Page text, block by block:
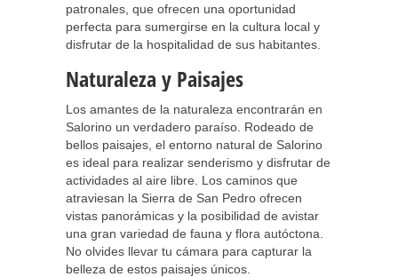
patronales, que ofrecen una oportunidad
perfecta para sumergirse en la cultura local y
disfrutar de la hospitalidad de sus habitantes.
Naturaleza y Paisajes
Los amantes de la naturaleza encontrarán en
Salorino un verdadero paraíso. Rodeado de
bellos paisajes, el entorno natural de Salorino
es ideal para realizar senderismo y disfrutar de
actividades al aire libre. Los caminos que
atraviesan la Sierra de San Pedro ofrecen
vistas panorámicas y la posibilidad de avistar
una gran variedad de fauna y flora autóctona.
No olvides llevar tu cámara para capturar la
belleza de estos paisajes únicos.